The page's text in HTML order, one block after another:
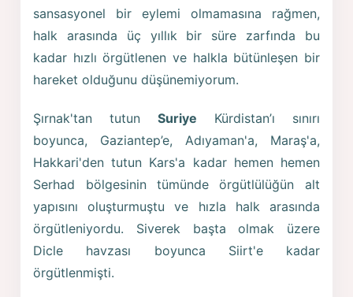
sansasyonel bir eylemi olmamasına rağmen,
halk arasında üç yıllık bir süre zarfında bu
kadar hızlı örgütlenen ve halkla bütünleşen bir
hareket olduğunu düşünemiyorum.
Şırnak'tan tutun Suriye Kürdistan’ı sınırı
boyunca, Gaziantep’e, Adıyaman'a, Maraş'a,
Hakkari'den tutun Kars'a kadar hemen hemen
Serhad bölgesinin tümünde örgütlülüğün alt
yapısını oluşturmuştu ve hızla halk arasında
örgütleniyordu. Siverek başta olmak üzere
Dicle havzası boyunca Siirt'e kadar
örgütlenmişti.